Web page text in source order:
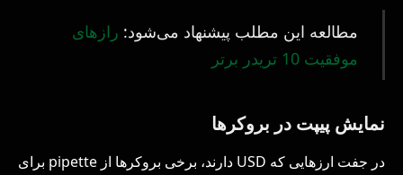
مطالعه این مطلب پیشنهاد می‌شود: رازهای
موفقیت 10 تریدر برتر
نمایش پیپت در بروکرها
در جفت ارزهایی که USD دارند، برخی بروکرها از pipette برای